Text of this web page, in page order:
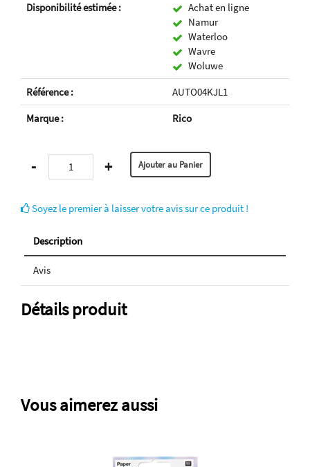
Disponibilité estimée :
Achat en ligne
Namur
Waterloo
Wavre
Woluwe
Référence :
AUTO04KJL1
Marque :
Rico
- +
Soyez le premier à laisser votre avis sur ce produit !
Description
Avis
Détails produit
Vous aimerez aussi